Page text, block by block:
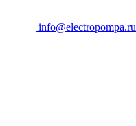
info@electropompa.ru